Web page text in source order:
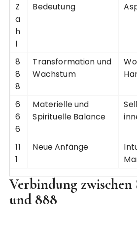
Z
a
h
l
Bedeutung
8
8
8
Transformation und
Wachstum
6
6
6
Materielle und
Spirituelle Balance
11
1
Neue Anfänge
Verbindung
und 888